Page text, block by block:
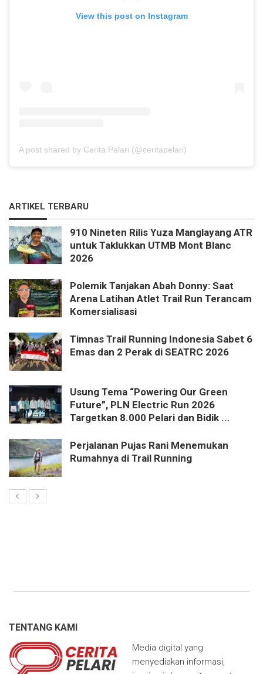
View this post on Instagram
A post shared by Cerita Pelari (@ceritapelari)
ARTIKEL TERBARU
910 Nineten Rilis Yuza Manglayang ATR
untuk Taklukkan UTMB Mont Blanc
2026
Polemik Tanjakan Abah Donny: Saat
Arena Latihan Atlet Trail Run Terancam
Komersialisasi
Timnas Trail Running Indonesia Sabet 6
Emas dan 2 Perak di SEATRC 2026
Usung Tema “Powering Our Green
Future”, PLN Electric Run 2026
Targetkan 8.000 Pelari dan Bidik ...
Perjalanan Pujas Rani Menemukan
Rumahnya di Trail Running
TENTANG KAMI
Media digital yang
menyediakan informasi,